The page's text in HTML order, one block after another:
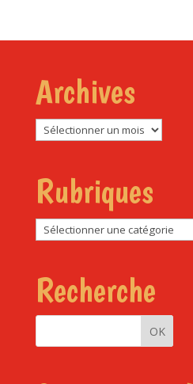
Archives
Archives
Rubriques
Rubriques
Recherche